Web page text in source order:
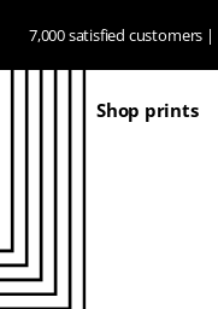
content
7,000 satisfied customers |
Shop prints